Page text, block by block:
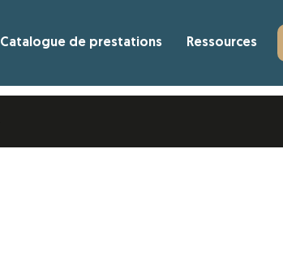
Catalogue de prestations Ressources